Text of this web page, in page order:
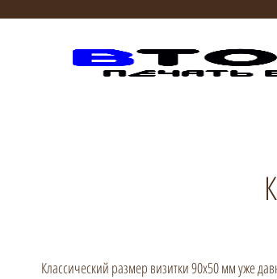
Классический размер визитки 90x50 мм уже